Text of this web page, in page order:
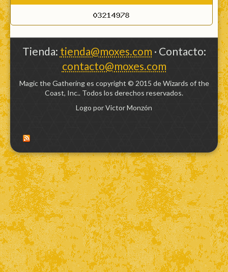
Tienda: tienda@moxes.com · Contacto:
contacto@moxes.com
Magic the Gathering es copyright © 2015 de Wizards of the
Coast, Inc.. Todos los derechos reservados.
Logo por Victor Monzón